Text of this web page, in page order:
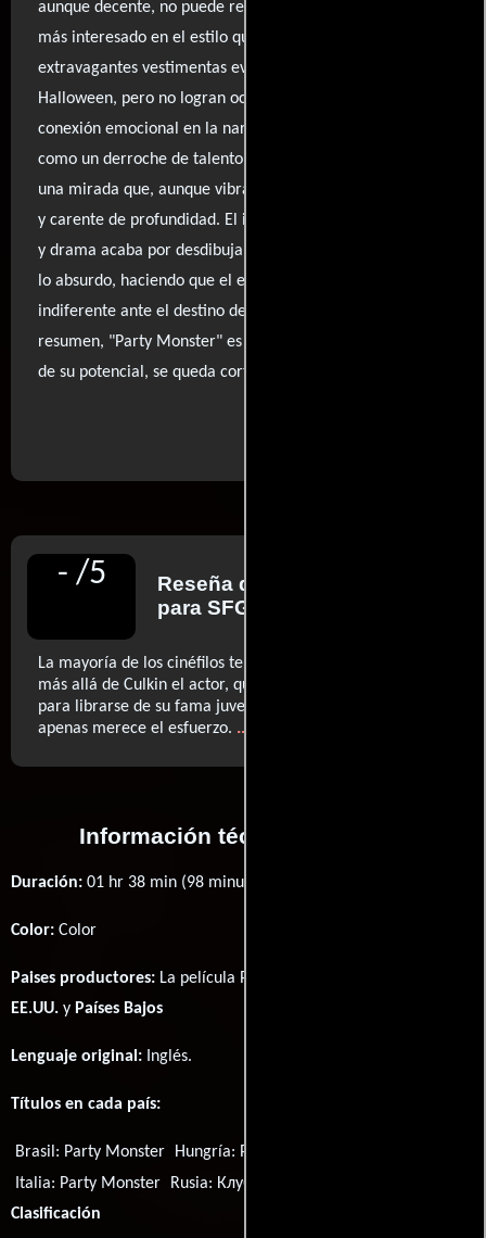
aunque decente, no puede rescatar un guion que parece
más interesado en el estilo que en la sustancia. Las
extravagantes vestimentas evocan un desfile de
Halloween, pero no logran ocultar la falta de verdadera
conexión emocional en la narrativa. La obra se siente
como un derroche de talento y oportunidades, ofreciendo
una mirada que, aunque vibrante, resulta decepcionante
y carente de profundidad. El intento de mezclar comedia
y drama acaba por desdibujar la línea entre lo atractivo y
lo absurdo, haciendo que el espectador se sienta
indiferente ante el destino de sus personajes. En
resumen, "Party Monster" es un festín visual que, a pesar
de su potencial, se queda corto en su ejecución.
- /5 Reseña de
para SFGATE
La mayoría de los cinéfilos tendrán problemas para mirar
más allá de Culkin el actor, que hace un trabajo decente
para librarse de su fama juvenil en una película que
apenas merece el esfuerzo. ..ver más
Información técnica y general
Duración: 01 hr 38 min (98 minutos) .
Color: Color
Paises productores: La película Party Monster fué producida en
EE.UU. y Países Bajos
Lenguaje original: Inglés.
Títulos en cada país:
Brasil: Party Monster Hungría: Party szörnyek
Italia: Party Monster Rusia: Клубная мания
Clasificación